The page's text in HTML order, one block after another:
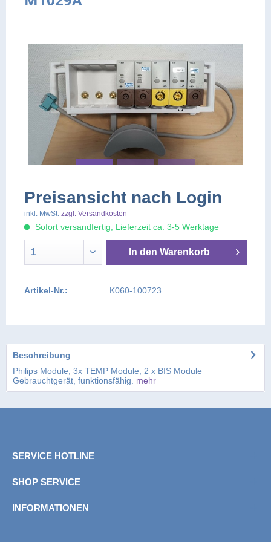
Preisansicht nach Login
inkl. MwSt. zzgl. Versandkosten
Sofort versandfertig, Lieferzeit ca. 3-5 Werktage
In den Warenkorb
Artikel-Nr.: K060-100723
Beschreibung
Philips Module, 3x TEMP Module, 2 x BIS Module
Gebrauchtgerät, funktionsfähig. mehr
SERVICE HOTLINE
SHOP SERVICE
INFORMATIONEN